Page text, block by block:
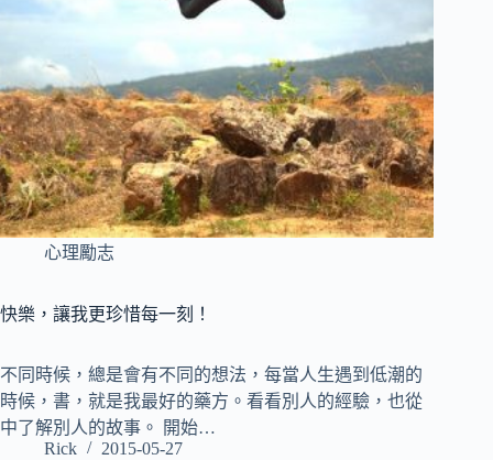
心理勵志
快樂，讓我更珍惜每一刻！
不同時候，總是會有不同的想法，每當人生遇到低潮的
時候，書，就是我最好的藥方。看看別人的經驗，也從
中了解別人的故事。 開始…
Rick
2015-05-27